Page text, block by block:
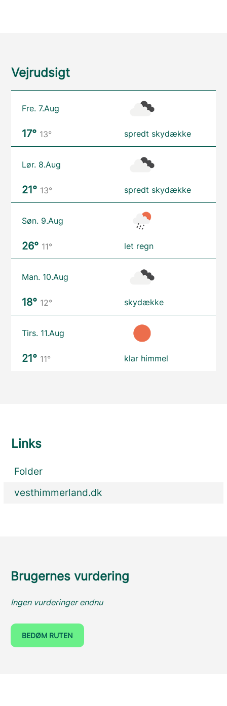
Vejrudsigt
Fre. 7.Aug
17° 13° spredt skydække
Lør. 8.Aug
21° 13° spredt skydække
Søn. 9.Aug
26° 11° let regn
Man. 10.Aug
18° 12° skydække
Tirs. 11.Aug
21° 11° klar himmel
Links
Folder
vesthimmerland.dk
Brugernes vurdering
Ingen vurderinger endnu
BEDØM RUTEN